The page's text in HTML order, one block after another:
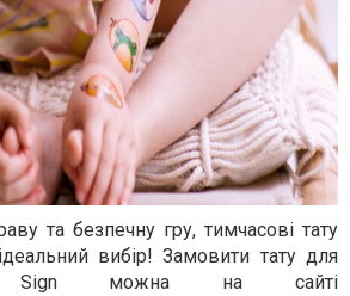
та безпечну гру, тимчасові тату
вибір! Замовити тату для
Sign можна на сайті